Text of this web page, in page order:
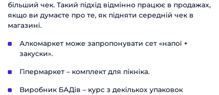
більший чек. Такий підхід відмінно працює в продажах,
якщо ви думаєте про те, як підняти середній чек в
магазині.
Алкомаркет може запропонувати сет «напої +
закуски».
Гіпермаркет – комплект для пікніка.
Виробник БАДів – курс з декількох упаковок